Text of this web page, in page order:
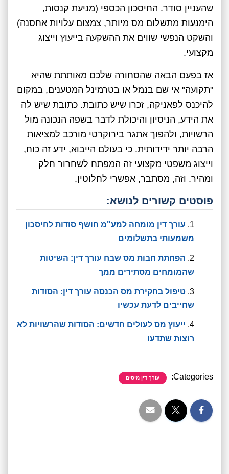
שהעניין סודר. החיסכון הכספי (מניעת קנסות,
הימנעות מתשלום מס מיותר, צמצום עלויות אחסנה)
והשקט הנפשי שווים את ההשקעה בייעוץ וייצוג
מקצועי.
אז בפעם הבאה שהסחורה שלכם מאותתת שהיא
"תקועה" אי שם בנמל או בטרמינל המטענים, במקום
להיכנס לפאניקה, זכרו שיש כתובת. כתובת שיש לה
את הידע, הניסיון והיכולת לדבר בשפה הנכונה מול
הרשויות, ולהפוך אתגר בירוקרטי מורכב למציאות
הרבה יותר ידידותית. כי בעולם הייבוא, ידע זה כוח,
וייצוג משפטי מקצועי זה המפתח לשחרור חלק
ומהיר. וזה, מסתבר, אפשרי לחלוטין.
פוסטים קשורים לנושא:
עורך דין מומחה למע"מ חושף סודות לחיסכון
משמעותי בתשלומים
הפחתת חבות מס שבח עורך דין: השיטות
שהמומחים מסתירים ממך
טיפול בחקירת מס הכנסה עורך דין: הסודות
שחייבים לדעת עכשיו
ייעוץ מס לעולים חדשים: הסודות שהרשויות לא
רוצות שתדעו
Categories: עורך דין מיסים